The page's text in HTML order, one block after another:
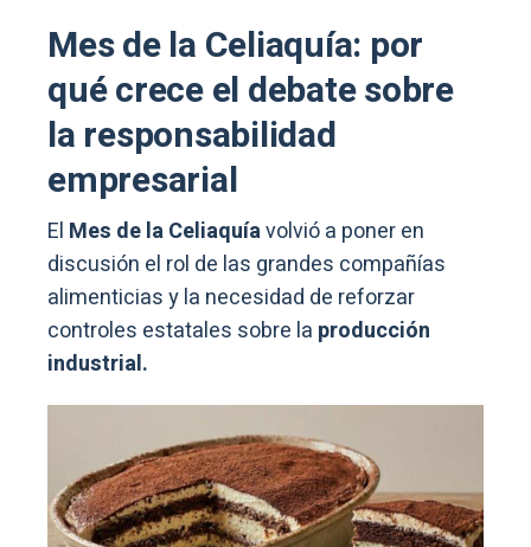
Mes de la Celiaquía: por
qué crece el debate sobre
la responsabilidad
empresarial
El Mes de la Celiaquíavolvió a poner en
discusión el rol de las grandes compañías
alimenticias y la necesidad de reforzar
controles estatales sobre la producción
industrial.